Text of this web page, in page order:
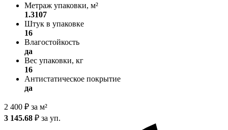
Метраж упаковки, м²
1.3107
Штук в упаковке
16
Влагостойкость
да
Вес упаковки, кг
16
Антистатическое покрытие
да
2 400 ₽ за м²
3 145.68 ₽ за уп.